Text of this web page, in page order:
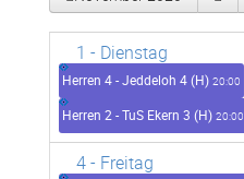
1 - Dienstag
Herren 4 - Jeddeloh 4 (H) 20:00
Herren 2 - TuS Ekern 3 (H) 20:00
4- Freitag